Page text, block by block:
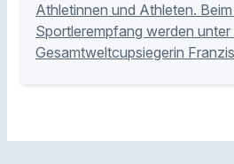
Athletinnen und Athleten.
Sportlerempfang werden
Gesamtweltcupsiegerin